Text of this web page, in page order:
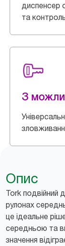
диспенсер
та
З
Опис
Tork подвійний
рулонах
це ідеальне
середньою та
значення